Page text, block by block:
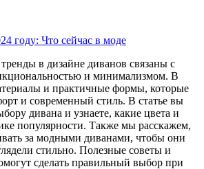
году: Что сейчас в моде
в дизайне диванов связаны с
и минимализмом. В
и практичные формы, которые
и современный стиль. В статье вы
дивана и узнаете, какие цвета и
популярности. Также мы расскажем,
за модными диванами, чтобы они
стильно. Полезные советы и
сделать правильный выбор при